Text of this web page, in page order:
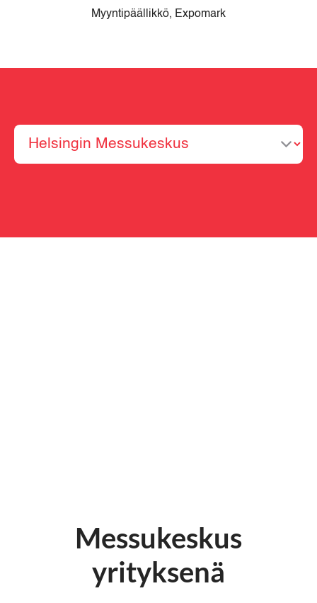
Myyntipäällikkö, Expomark
Messukeskus
yrityksenä